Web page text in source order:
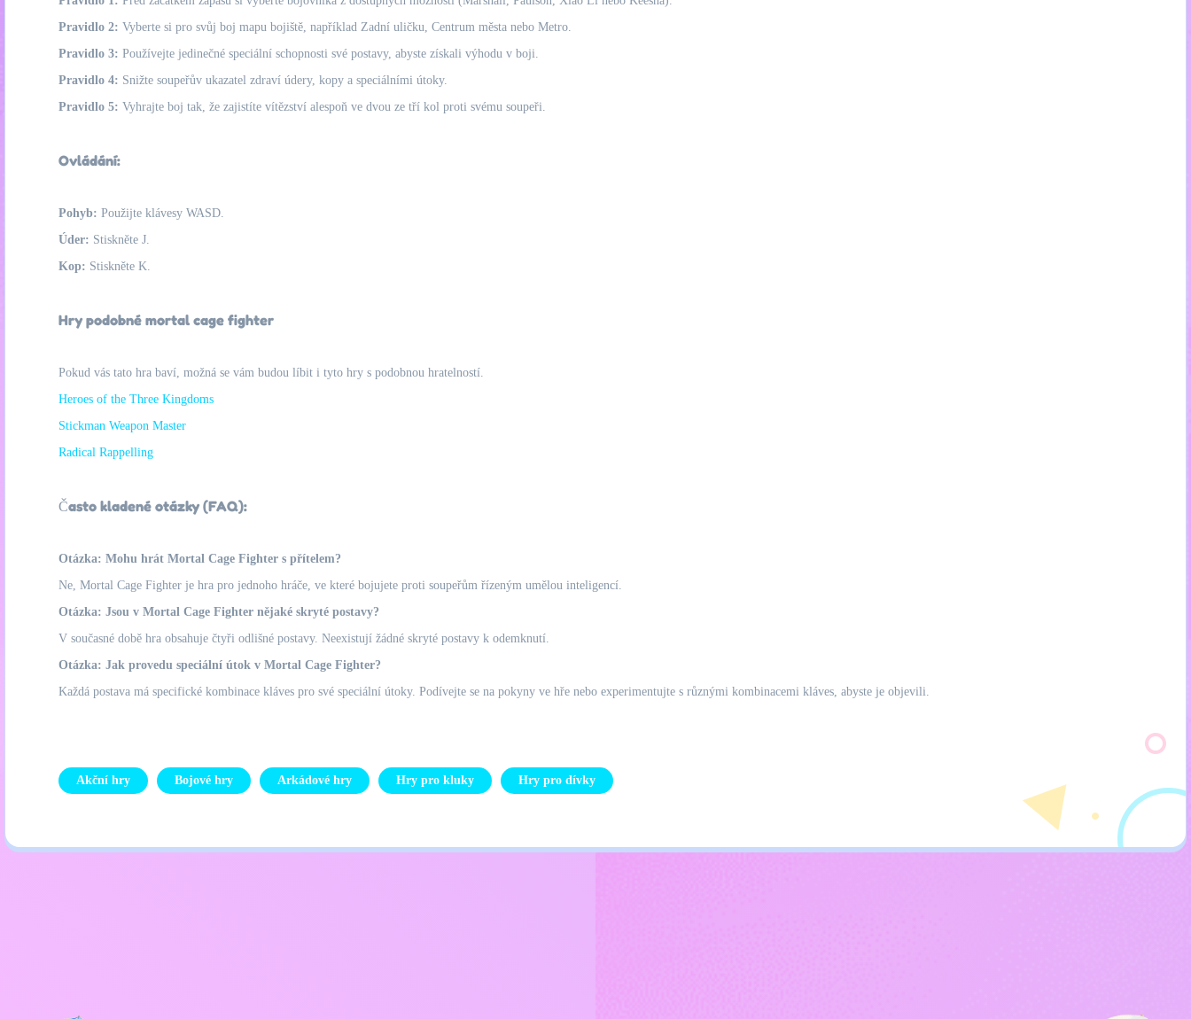
Pravidlo 2: Vyberte si pro svůj boj mapu bojiště, například Zadní uličku, Centrum města nebo Metro.
Pravidlo 3: Používejte jedinečné speciální schopnosti své postavy, abyste získali výhodu v boji.
Pravidlo 4: Snižte soupeřův ukazatel zdraví údery, kopy a speciálními útoky.
Pravidlo 5: Vyhrajte boj tak, že zajistíte vítězství alespoň ve dvou ze tří kol proti svému soupeři.
Ovládání:
Pohyb: Použijte klávesy WASD.
Úder: Stiskněte J.
Kop: Stiskněte K.
Hry podobné mortal cage fighter
Pokud vás tato hra baví, možná se vám budou líbit i tyto hry s podobnou hratelností.
Heroes of the Three Kingdoms
Stickman Weapon Master
Radical Rappelling
Často kladené otázky (FAQ):
Otázka: Mohu hrát Mortal Cage Fighter s přítelem?
Ne, Mortal Cage Fighter je hra pro jednoho hráče, ve které bojujete proti soupeřům řízeným umělou inteligencí.
Otázka: Jsou v Mortal Cage Fighter nějaké skryté postavy?
V současné době hra obsahuje čtyři odlišné postavy. Neexistují žádné skryté postavy k odemknutí.
Otázka: Jak provedu speciální útok v Mortal Cage Fighter?
Každá postava má specifické kombinace kláves pro své speciální útoky. Podívejte se na pokyny ve hře nebo experimentujte s různými kombinacemi kláves, abyste je objevili.
Akční hry Bojové hry Arkádové hry Hry pro kluky Hry pro dívky